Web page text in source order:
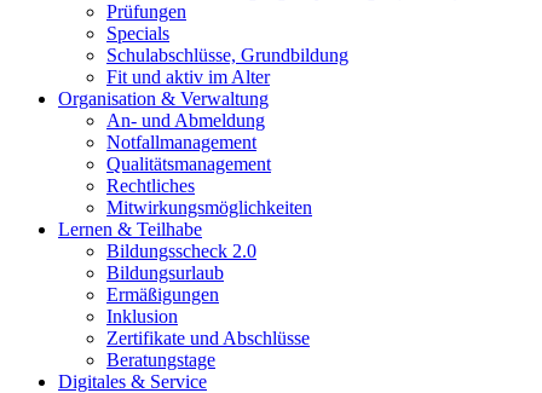
Prüfungen
Specials
Schulabschlüsse, Grundbildung
Fit und aktiv im Alter
Organisation & Verwaltung
An- und Abmeldung
Notfallmanagement
Qualitätsmanagement
Rechtliches
Mitwirkungsmöglichkeiten
Lernen & Teilhabe
Bildungsscheck 2.0
Bildungsurlaub
Ermäßigungen
Inklusion
Zertifikate und Abschlüsse
Beratungstage
Digitales & Service